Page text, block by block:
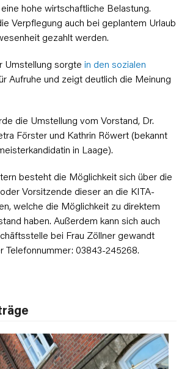
hohe wirtschaftliche Belastung.
Verpflegung auch bei geplantem Urlaub
gezahlt werden.
Umstellung sorgtein den sozialen
Aufruhe und zeigt deutlich die Meinung
die Umstellung vom Vorstand, Dr.
Förster und Kathrin Röwert (bekannt
in Laage).
besteht die Möglichkeit sich über die
Vorsitzende dieser an die KITA-
welche die Möglichkeit zu direktem
haben. Außerdem kann sich auch
bei Frau Zöllner gewandt
Telefonnummer: 03843-245268.